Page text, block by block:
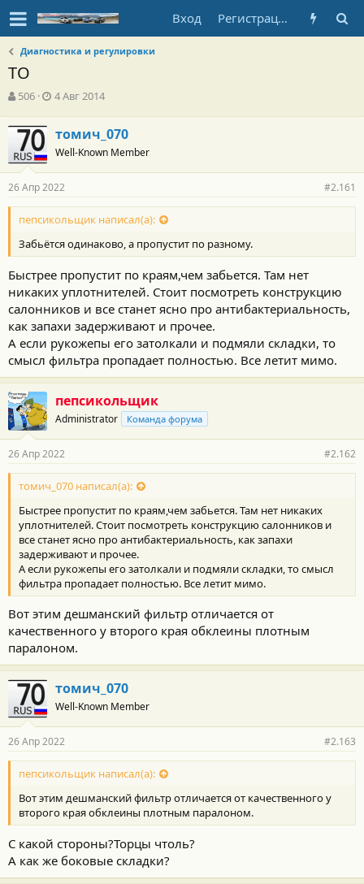
Вход Регистрация
Диагностика и регулировки
ТО
А
т
о
р
т
е
м
ы
506
Д
а
н
ч
а
л
а
4 Авг 2014
томич_070
Well-Known Member
26 Апр 2022 #2.161
пепсикольщик написал(а):
Забьётся одинаково, а пропустит по разному.
Быстрее пропустит по краям,чем забьется. Там нет
никаких уплотнителей. Стоит посмотреть конструкцию
салонников и все станет ясно про антибактериальность,
как запахи задерживают и прочее.
А если рукожепы его затолкали и подмяли складки, то
смысл фильтра пропадает полностью. Все летит мимо.
пепсикольщик
Administrator Команда форума
26 Апр 2022 #2.162
томич_070 написал(а):
Быстрее пропустит по краям,чем забьется. Там нет никаких
уплотнителей. Стоит посмотреть конструкцию салонников и
все станет ясно про антибактериальность, как запахи
задерживают и прочее.
А если рукожепы его затолкали и подмяли складки, то смысл
фильтра пропадает полностью. Все летит мимо.
Вот этим дешманский фильтр отличается от
качественного у второго края обклеины плотным
паралоном.
томич_070
Well-Known Member
26 Апр 2022 #2.163
пепсикольщик написал(а):
Вот этим дешманский фильтр отличается от качественного у
второго края обклеины плотным паралоном.
С какой стороны?Торцы чтоль?
А как же боковые складки?